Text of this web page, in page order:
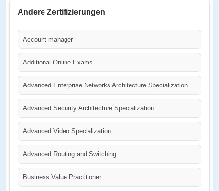
Andere Zertifizierungen
Account manager
Additional Online Exams
Advanced Enterprise Networks Architecture Specialization
Advanced Security Architecture Specialization
Advanced Video Specialization
Advanced Routing and Switching
Business Value Practitioner